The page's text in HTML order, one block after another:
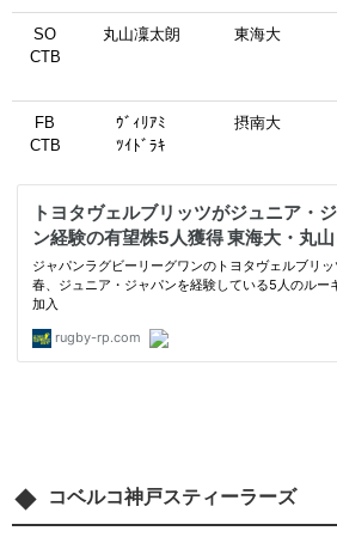
SO
CTB
丸山凜太朗 東海大
FB
CTB
ｳﾞｨﾘｱﾐ
ﾂｲﾄﾞﾗｷ
摂南大
コベルコ神戸スティーラーズ